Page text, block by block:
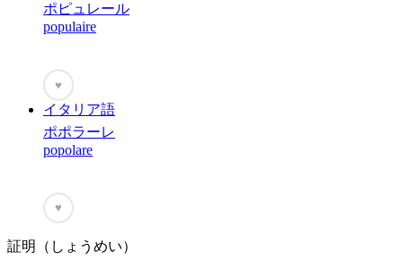
ポピュレール
populaire
♥
イタリア語
ポポラーレ
popolare
♥
証明（しょうめい）